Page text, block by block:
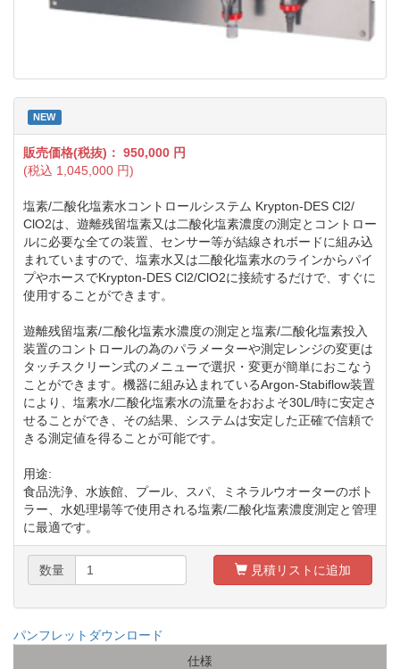
NEW
販売価格(税抜)： 950,000 円
(税込 1,045,000 円)
塩素/二酸化塩素水コントロールシステム Krypton-DES Cl2/
ClO2は、遊離残留塩素又は二酸化塩素濃度の測定とコントロー
ルに必要な全ての装置、センサー等が結線されボードに組み込
まれていますので、塩素水又は二酸化塩素水のラインからパイ
プやホースでKrypton-DES Cl2/ClO2に接続するだけで、すぐに
使用することができます。
遊離残留塩素/二酸化塩素水濃度の測定と塩素/二酸化塩素投入
装置のコントロールの為のパラメーターや測定レンジの変更は
タッチスクリーン式のメニューで選択・変更が簡単におこなう
ことができます。機器に組み込まれているArgon-Stabiflow装置
により、塩素水/二酸化塩素水の流量をおおよそ30L/時に安定さ
せることができ、その結果、システムは安定した正確で信頼で
きる測定値を得ることが可能です。
用途:
食品洗浄、水族館、プール、スパ、ミネラルウオーターのボト
ラー、水処理場等で使用される塩素/二酸化塩素濃度測定と管理
に最適です。
数量 見積リストに追加
パンフレットダウンロード
仕様